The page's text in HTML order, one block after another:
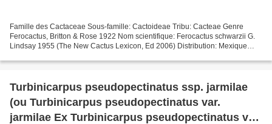
Famille des Cactaceae Sous-famille: Cactoideae Tribu: Cacteae Genre
Ferocactus, Britton & Rose 1922 Nom scientifique: Ferocactus schwarzii G.
Lindsay 1955 (The New Cactus Lexicon, Ed 2006) Distribution: Mexique
Turbinicarpus pseudopectinatus ssp. jarmilae
(ou Turbinicarpus pseudopectinatus var.
jarmilae Ex Turbinicarpus pseudopectinatus var.